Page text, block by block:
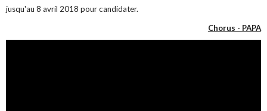
jusqu'au 8 avril 2018 pour candidater.
Chorus - PAPA